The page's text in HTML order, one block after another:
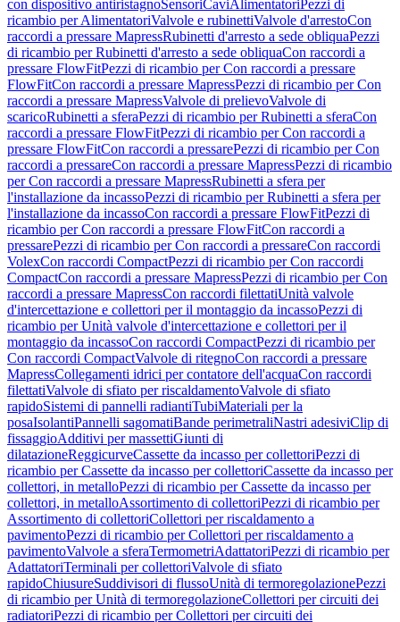
con dispositivo antiristagnoSensoriCaviAlimentatori Pezzi di
ricambio per AlimentatoriValvole e rubinettiValvole d'arrestoCon
raccordi a pressare MapressRubinetti d'arresto a sede obliquaPezzi
di ricambio per Rubinetti d'arresto a sede obliquaCon raccordi a
pressare FlowFitPezzi di ricambio per Con raccordi a pressare
FlowFitCon raccordi a pressare MapressPezzi di ricambio per Con
raccordi a pressare MapressValvole di prelievoValvole di
scaricoRubinetti a sferaPezzi di ricambio per Rubinetti a sferaCon
raccordi a pressare FlowFitPezzi di ricambio per Con raccordi a
pressare FlowFitCon raccordi a pressarePezzi di ricambio per Con
raccordi a pressareCon raccordi a pressare MapressPezzi di ricambio
per Con raccordi a pressare MapressRubinetti a sfera per
l'installazione da incassoPezzi di ricambio per Rubinetti a sfera per
l'installazione da incassoCon raccordi a pressare FlowFitPezzi di
ricambio per Con raccordi a pressare FlowFitCon raccordi a
pressarePezzi di ricambio per Con raccordi a pressareCon raccordi
VolexCon raccordi CompactPezzi di ricambio per Con raccordi
CompactCon raccordi a pressare MapressPezzi di ricambio per Con
raccordi a pressare MapressCon raccordi filettatiUnità valvole
d'intercettazione e collettori per il montaggio da incassoPezzi di
ricambio per Unità valvole d'intercettazione e collettori per il
montaggio da incassoCon raccordi CompactPezzi di ricambio per
Con raccordi CompactValvole di ritegnoCon raccordi a pressare
MapressCollegamenti idrici per contatore dell'acquaCon raccordi
filettatiValvole di sfiato per riscaldamentoValvole di sfiato
rapidoSistemi di pannelli radiantiTubiMateriali per la
posaIsolantiPannelli sagomatiBande perimetraliNastri adesiviClip di
fissaggioAdditivi per massettiGiunti di
dilatazioneReggicurveCassette da incasso per collettoriPezzi di
ricambio per Cassette da incasso per collettoriCassette da incasso per
collettori, in metalloPezzi di ricambio per Cassette da incasso per
collettori, in metalloAssortimento di collettoriPezzi di ricambio per
Assortimento di collettoriCollettori per riscaldamento a
pavimentoPezzi di ricambio per Collettori per riscaldamento a
pavimentoValvole a sferaTermometriAdattatoriPezzi di ricambio per
AdattatoriTerminali per collettoriValvole di sfiato
rapidoChiusureSuddivisori di flussoUnità di termoregolazionePezzi
di ricambio per Unità di termoregolazioneCollettori per circuiti dei
radiatoriPezzi di ricambio per Collettori per circuiti dei